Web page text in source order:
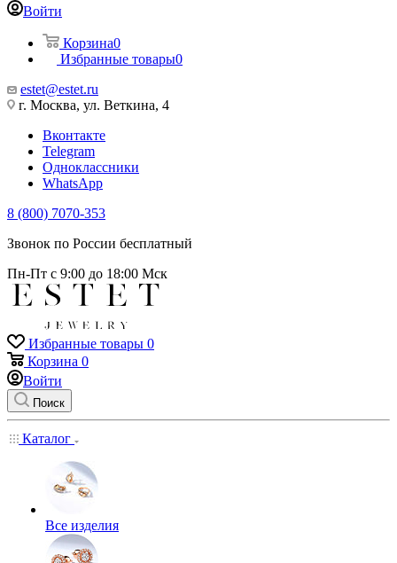
Войти
Корзина0
Избранные товары0
estet@estet.ru
г. Москва, ул. Веткина, 4
Вконтакте
Telegram
Одноклассники
WhatsApp
8 (800) 7070-353
Звонок по России бесплатный
Пн-Пт с 9:00 до 18:00 Мск
Избранные товары 0
Корзина 0
Войти
Поиск
Каталог
Все изделия